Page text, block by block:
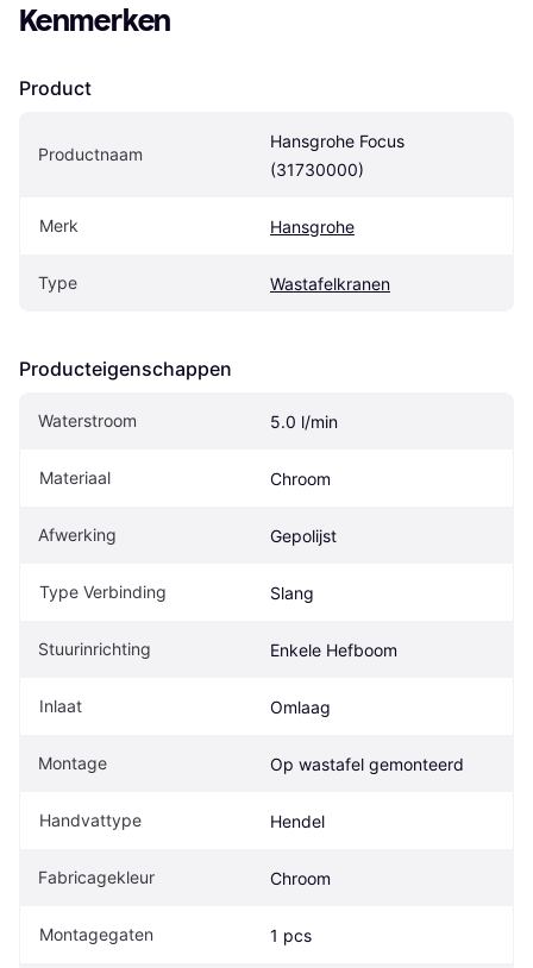
Kenmerken
Product
Productnaam
Hansgrohe Focus
(31730000)
Merk Hansgrohe
Type Wastafelkranen
Producteigenschappen
Waterstroom 5.0 l/min
Materiaal Chroom
Afwerking Gepolijst
Type Verbinding Slang
Stuurinrichting Enkele Hefboom
Inlaat Omlaag
Montage Op wastafel gemonteerd
Handvattype Hendel
Fabricagekleur Chroom
Montagegaten 1 pcs